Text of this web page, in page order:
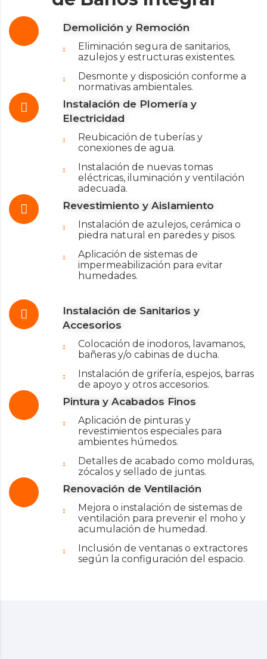
Demolición y Remoción
Eliminación segura de sanitarios,
azulejos y estructuras existentes.
Desmonte y disposición conforme a
normativas ambientales.
Instalación de Plomería y
Electricidad
Reubicación de tuberías y
conexiones de agua.
Instalación de nuevas tomas
eléctricas, iluminación y ventilación
adecuada.
Revestimiento y Aislamiento
Instalación de azulejos, cerámica o
piedra natural en paredes y pisos.
Aplicación de sistemas de
impermeabilización para evitar
humedades.
Instalación de Sanitarios y
Accesorios
Colocación de inodoros, lavamanos,
bañeras y/o cabinas de ducha.
Instalación de grifería, espejos, barras
de apoyo y otros accesorios.
Pintura y Acabados Finos
Aplicación de pinturas y
revestimientos especiales para
ambientes húmedos.
Detalles de acabado como molduras,
zócalos y sellado de juntas.
Renovación de Ventilación
Mejora o instalación de sistemas de
ventilación para prevenir el moho y
acumulación de humedad.
Inclusión de ventanas o extractores
según la configuración del espacio.